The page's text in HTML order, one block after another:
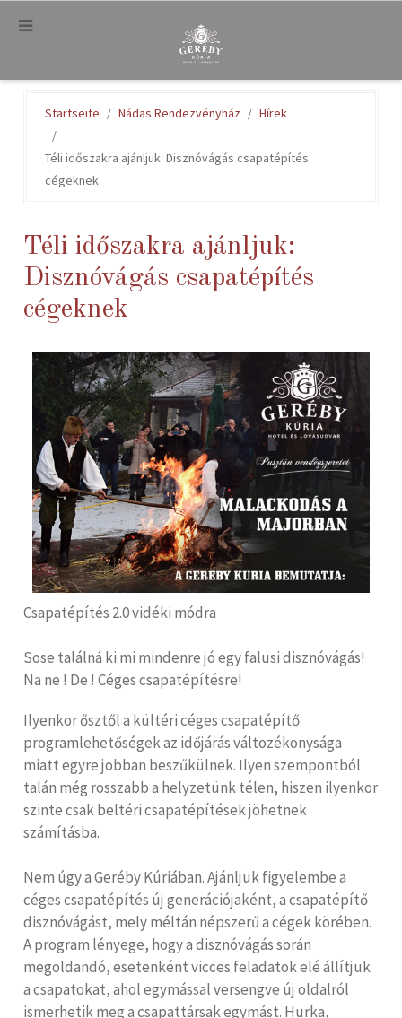
.
Startseite Nádas Rendezvényház Hírek
Téli időszakra ajánljuk: Disznóvágás csapatépítés
cégeknek
Téli időszakra ajánljuk:
Disznóvágás csapatépítés
cégeknek
Csapatépítés 2.0 vidéki módra
Sose találná ki mi mindenre jó egy falusi disznóvágás!
Na ne ! De ! Céges csapatépítésre!
Ilyenkor ősztől a kültéri céges csapatépítő
programlehetőségek az időjárás változékonysága
miatt egyre jobban beszűkülnek. Ilyen szempontból
talán még rosszabb a helyzetünk télen, hiszen ilyenkor
szinte csak beltéri csapatépítések jöhetnek
számításba.
Nem úgy a Geréby Kúriában. Ajánljuk figyelembe a
céges csapatépítés új generációjaként, a csapatépítő
disznóvágást, mely méltán népszerű a cégek körében.
A program lényege, hogy a disznóvágás során
megoldandó, esetenként vicces feladatok elé állítjuk
a csapatokat, ahol egymással versengve új oldalról
ismerhetik meg a csapattársak egymást. Hurka,